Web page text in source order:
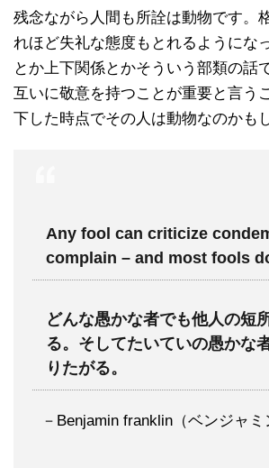
残念ながら人間も所詮は動物です。
れほど失礼な態度もとれるようにな
とか上下関係とかそういう部類の話
互いに敬意を持つことが重要と言う
下した時点でその人は動物なのかも
Any fool can criticize
complain – and most fools
どんな愚かな者でも他人の短
る。そしてたいていの愚かな
りたがる。
－Benjamin franklin（ベンジャミ